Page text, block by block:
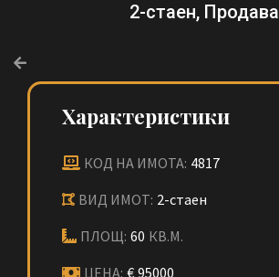
2-стаен, Продава
Характеристики
КОД НА ИМОТА: 4817
ВИД ИМОТ: 2-стаен
ПЛОЩ: 60 КВ.М.
ЦЕНА: € 95000